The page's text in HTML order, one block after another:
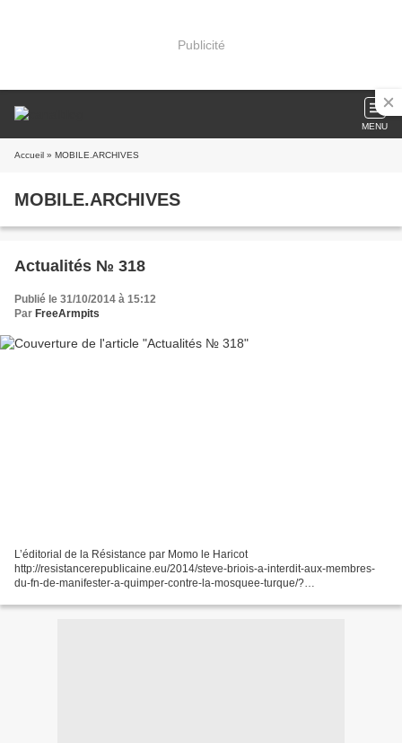
Publicité
MENU
Accueil » MOBILE.ARCHIVES
MOBILE.ARCHIVES
Actualités № 318
Publié le 31/10/2014 à 15:12
Par FreeArmpits
L’éditorial de la Résistance par Momo le Haricot
http://resistancerepublicaine.eu/2014/steve-briois-a-interdit-aux-membres-
du-fn-de-manifester-a-quimper-contre-la-mosquee-turque/?
tp%2Fwwwresistancerepublicaineeu+%28Resistance+Republicaine%29...